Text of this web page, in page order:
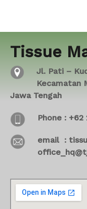
Tissue
Jl. Pati –
Kecamatan
Jawa Tengah
Phone :
email :